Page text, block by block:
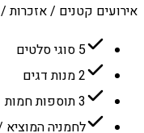
אירועים קטנים /
5 סוגי סלטים
2 מנות דגים
3 תוספות חמות
לחמניה המוציא